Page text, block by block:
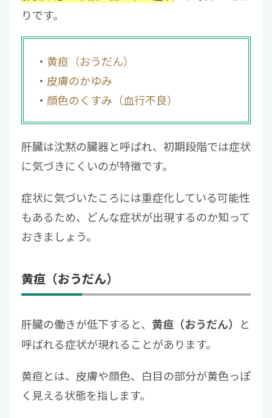
3.4
4肝臓が悪いサインに気づいたらやるべき対策
食事のバランスを整える
4.2適度な運動を行う
4.3休肝日をつくる
4.4定期的に検査を受ける
5肝臓が悪いときに出る顔や全身の症状を見逃
さないようにしよう
りです。
黄疸（おうだん）
皮膚のかゆみ
顔色のくすみ（血行不良）
肝臓は沈黙の臓器と呼ばれ、初期段階では症状
に気づきにくいのが特徴です。
症状に気づいたころには重症化している可能性
もあるため、どんな症状が出現するのか知って
おきましょう。
黄疸（おうだん）
肝臓の働きが低下すると、 黄疸（おうだん） と
呼ばれる症状が現れることがあります。
黄疸とは、皮膚や顔色、白目の部分が黄色っぽ
く見える状態を指します。